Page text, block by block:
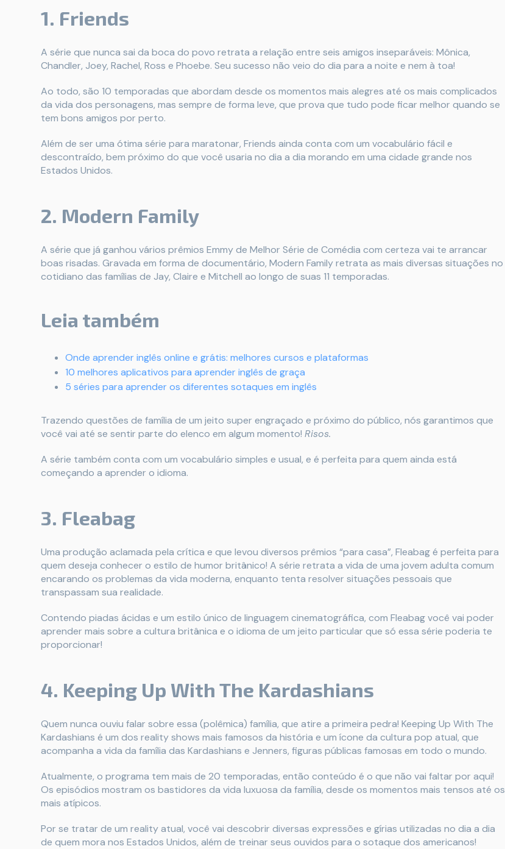
1. Friends
A série que nunca sai da boca do povo retrata a relação entre seis amigos inseparáveis: Mônica,
Chandler, Joey, Rachel, Ross e Phoebe. Seu sucesso não veio do dia para a noite e nem à toa!
Ao todo, são 10 temporadas que abordam desde os momentos mais alegres até os mais complicados
da vida dos personagens, mas sempre de forma leve, que prova que tudo pode ficar melhor quando se
tem bons amigos por perto.
Além de ser uma ótima série para maratonar, Friends ainda conta com um vocabulário fácil e
descontraído, bem próximo do que você usaria no dia a dia morando em uma cidade grande nos
Estados Unidos.
2. Modern Family
A série que já ganhou vários prêmios Emmy de Melhor Série de Comédia com certeza vai te arrancar
boas risadas. Gravada em forma de documentário, Modern Family retrata as mais diversas situações no
cotidiano das famílias de Jay, Claire e Mitchell ao longo de suas 11 temporadas.
Leia também
Onde aprender inglês online e grátis: melhores cursos e plataformas
10 melhores aplicativos para aprender inglês de graça
5 séries para aprender os diferentes sotaques em inglês
Trazendo questões de família de um jeito super engraçado e próximo do público, nós garantimos que
você vai até se sentir parte do elenco em algum momento! Risos.
A série também conta com um vocabulário simples e usual, e é perfeita para quem ainda está
começando a aprender o idioma.
3. Fleabag
Uma produção aclamada pela crítica e que levou diversos prêmios “para casa”, Fleabag é perfeita para
quem deseja conhecer o estilo de humor britânico! A série retrata a vida de uma jovem adulta comum
encarando os problemas da vida moderna, enquanto tenta resolver situações pessoais que
transpassam sua realidade.
Contendo piadas ácidas e um estilo único de linguagem cinematográfica, com Fleabag você vai poder
aprender mais sobre a cultura britânica e o idioma de um jeito particular que só essa série poderia te
proporcionar!
4. Keeping Up With The Kardashians
Quem nunca ouviu falar sobre essa (polêmica) família, que atire a primeira pedra! Keeping Up With The
Kardashians é um dos reality shows mais famosos da história e um ícone da cultura pop atual, que
acompanha a vida da família das Kardashians e Jenners, figuras públicas famosas em todo o mundo.
Atualmente, o programa tem mais de 20 temporadas, então conteúdo é o que não vai faltar por aqui!
Os episódios mostram os bastidores da vida luxuosa da família, desde os momentos mais tensos até os
mais atípicos.
Por se tratar de um reality atual, você vai descobrir diversas expressões e gírias utilizadas no dia a dia
de quem mora nos Estados Unidos, além de treinar seus ouvidos para o sotaque dos americanos!